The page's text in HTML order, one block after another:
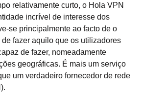
relativamente curto, o Hola VPN
incrível de interesse dos
se principalmente ao facto de o
fazer aquilo que os utilizadores
de fazer, nomeadamente
geográficas. É mais um serviço
um verdadeiro fornecedor de rede